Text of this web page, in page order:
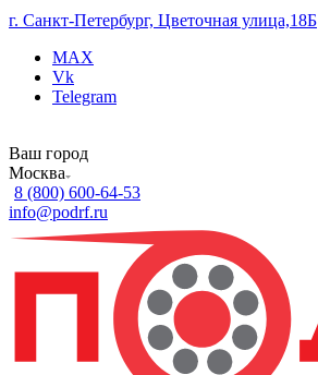
г. Санкт-Петербург, Цветочная улица,18Б
MAX
Vk
Telegram
Ваш город
Москва
8 (800) 600-64-53
info@podrf.ru